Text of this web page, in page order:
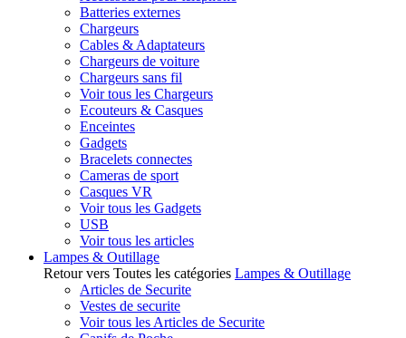
Batteries externes
Chargeurs
Cables & Adaptateurs
Chargeurs de voiture
Chargeurs sans fil
Voir tous les Chargeurs
Ecouteurs & Casques
Enceintes
Gadgets
Bracelets connectes
Cameras de sport
Casques VR
Voir tous les Gadgets
USB
Voir tous les articles
Lampes & Outillage
Retour vers Toutes les catégories Lampes & Outillage
Articles de Securite
Vestes de securite
Voir tous les Articles de Securite